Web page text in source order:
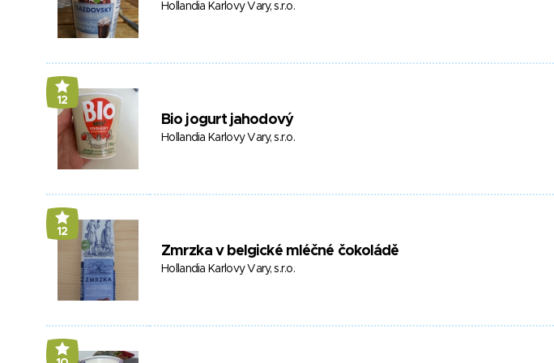
Hollandia Karlovy Vary, s.r.o.
12
Bio jogurt jahodový
Hollandia Karlovy Vary, s.r.o.
12
Zmrzka v belgické mléčné čokoládě
Hollandia Karlovy Vary, s.r.o.